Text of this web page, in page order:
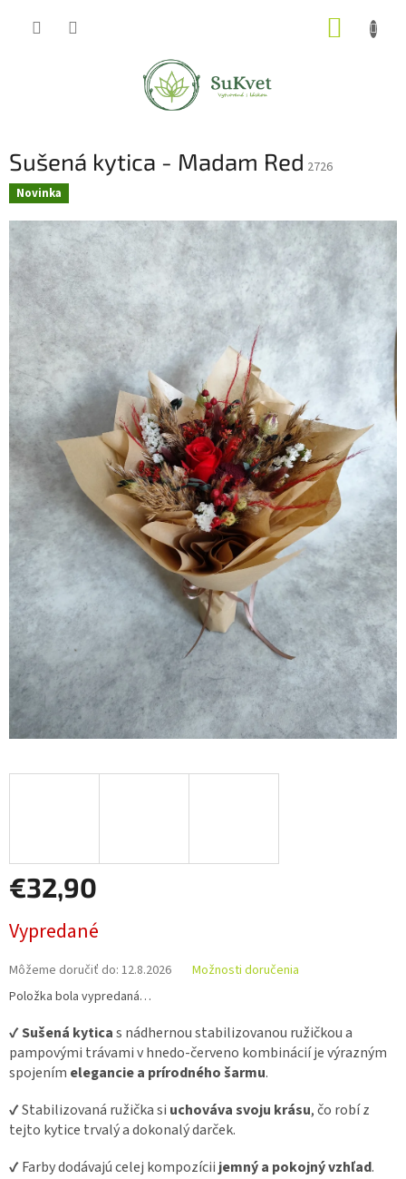
Sušená kytica - Madam Red 2726
Novinka
€32,90
cena:
Vypredané
Môžeme doručiť do: 12.8.2026
Možnosti doručenia
Položka bola vypredaná…
✔️Sušená kyticas nádhernou stabilizovanou ružičkou a
pampovými trávami v hnedo-červeno kombinácií je výrazným
spojením elegancie a prírodného šarmu.
✔️ Stabilizovaná ružička si uchováva svoju krásu, čo robí z
tejto kytice trvalý a dokonalý darček.
✔️ Farby dodávajú celej kompozícii jemný a pokojný vzhľad.